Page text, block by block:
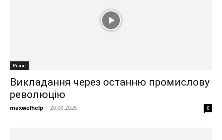
Різне
Викладання через останню промислову
революцію
maxwelhelp - 20.09.2025 0